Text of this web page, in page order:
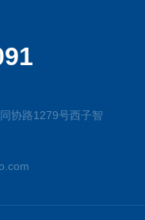
协路1279号西子智